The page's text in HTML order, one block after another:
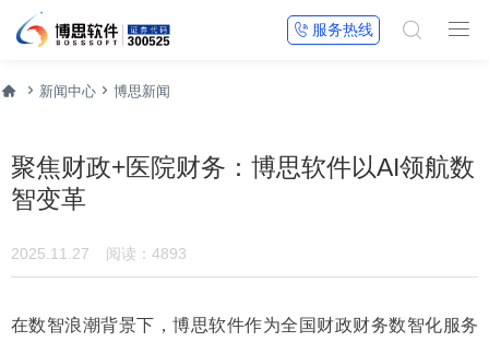

 服务热线 
  新闻中心  博思新闻
聚焦财政+医院财务：博思软件以AI领航数
智变革
2025.11.27 阅读：4893
在数智浪潮背景下，博思软件作为全国财政财务数智化服务